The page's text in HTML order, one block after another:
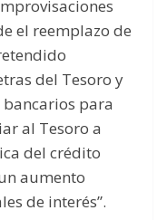
el reemplazo de
del Tesoro y
bancarios para
al Tesoro a
del crédito
aumento
de interés”.